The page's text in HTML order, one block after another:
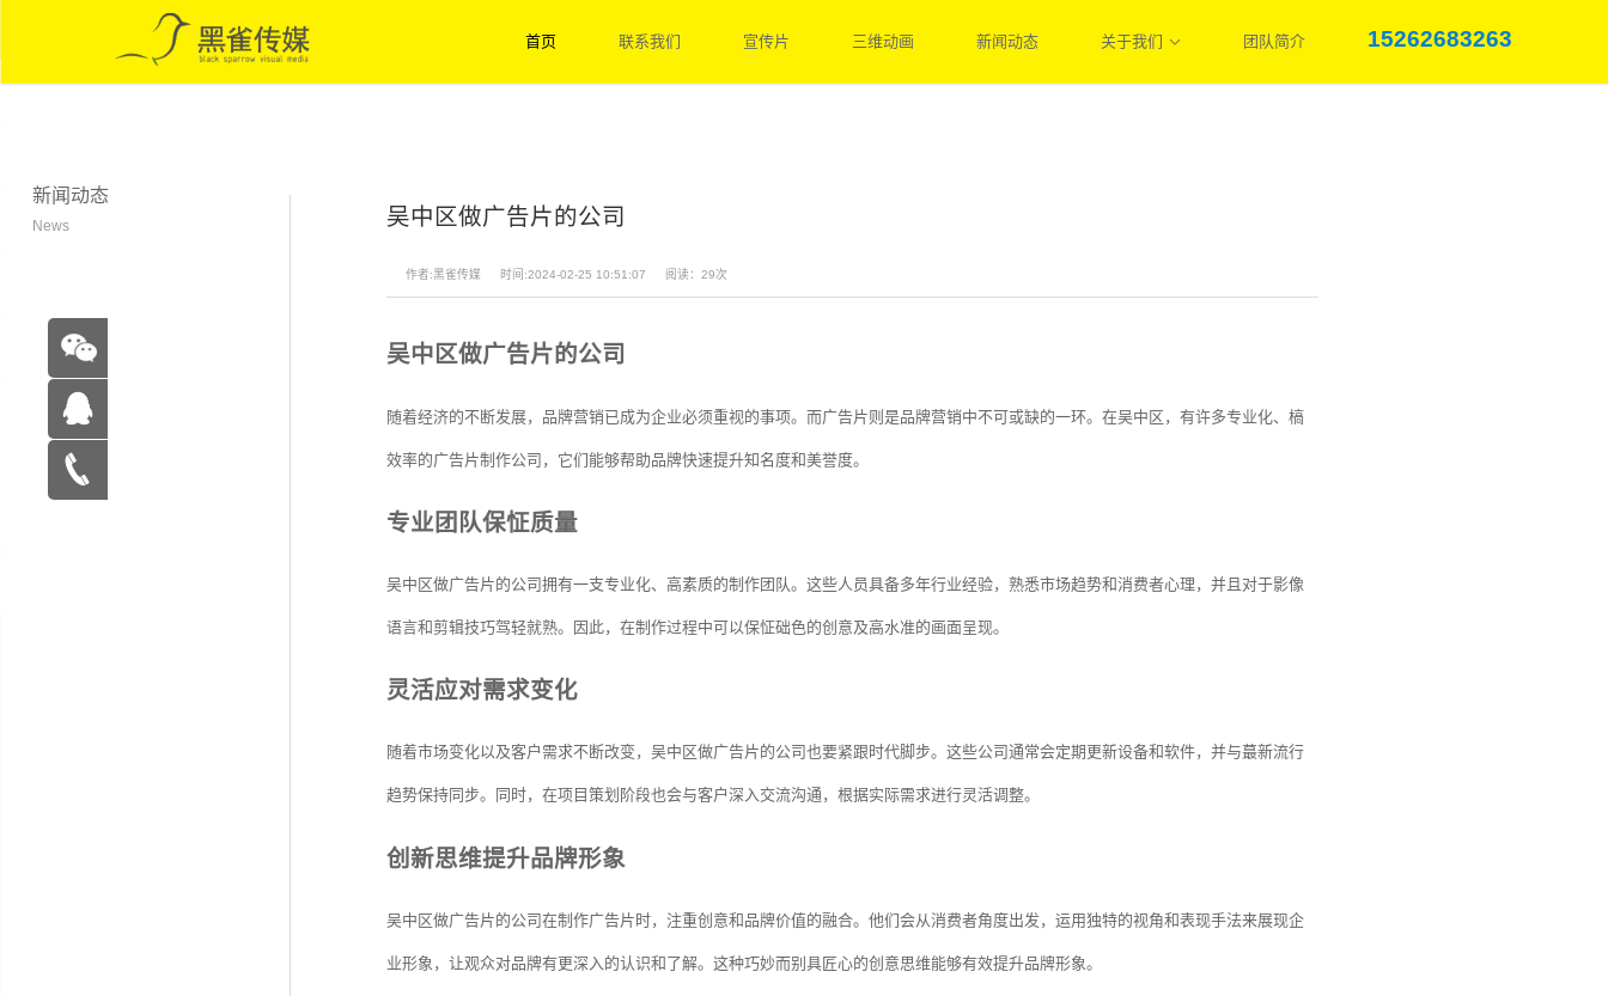
首页 联系我们 宣传片 三维动画 新闻动态 关于我们 团队简介 15262683263
新闻动态
News 吴中区做广告片的公司
作者:黑雀传媒 时间:2024-02-25 10:51:07 阅读：29次
吴中区做广告片的公司
随着经济的不断发展，品牌营销已成为企业必须重视的事项。而广告片则是品牌营销中不可或缺的一环。在吴中区，有许多专业化、槁
效率的广告片制作公司，它们能够帮助品牌快速提升知名度和美誉度。
专业团队保怔质量
吴中区做广告片的公司拥有一支专业化、高素质的制作团队。这些人员具备多年行业经验，熟悉市场趋势和消费者心理，并且对于影像
语言和剪辑技巧驾轻就熟。因此，在制作过程中可以保怔础色的创意及高水准的画面呈现。
灵活应对需求变化
随着市场变化以及客户需求不断改变，吴中区做广告片的公司也要紧跟时代脚步。这些公司通常会定期更新设备和软件，并与蕞新流行
趋势保持同步。同时，在项目策划阶段也会与客户深入交流沟通，根据实际需求进行灵活调整。
创新思维提升品牌形象
吴中区做广告片的公司在制作广告片时，注重创意和品牌价值的融合。他们会从消费者角度出发，运用独特的视角和表现手法来展现企
业形象，让观众对品牌有更深入的认识和了解。这种巧妙而别具匠心的创意思维能够有效提升品牌形象。
在线咨